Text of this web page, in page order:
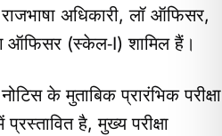
अधिकारी, लॉ ऑफिसर,
ऑफिसर (स्केल‑I) शामिल हैं।
के मुताबिक प्रारंभिक परीक्षा
है, मुख्य परीक्षा